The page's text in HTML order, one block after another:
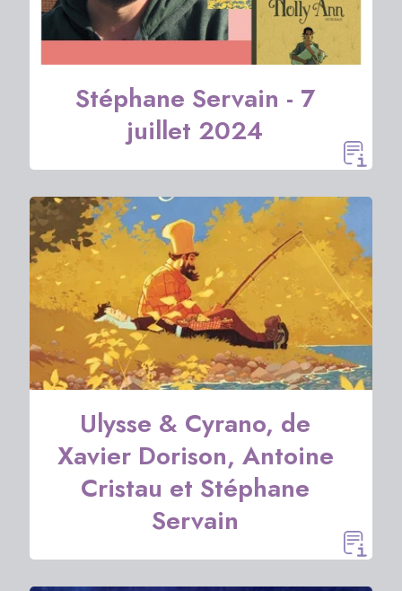
Stéphane Servain - 7
juillet 2024
Ulysse & Cyrano, de
Xavier Dorison, Antoine
Cristau et Stéphane
Servain